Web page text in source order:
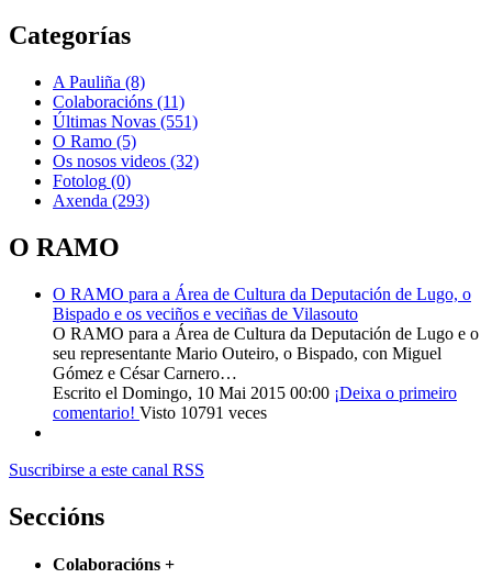
Categorías
A Pauliña (8)
Colaboracións (11)
Últimas Novas (551)
O Ramo (5)
Os nosos videos (32)
Fotolog (0)
Axenda (293)
O RAMO
O RAMO para a Área de Cultura da Deputación de Lugo, o
Bispado e os veciños e veciñas de Vilasouto
O RAMO para a Área de Cultura da Deputación de Lugo e o
seu representante Mario Outeiro, o Bispado, con Miguel
Gómez e César Carnero…
Escrito el Domingo, 10 Mai 2015 00:00 ¡Deixa o primeiro
comentario! Visto 10791 veces
Suscribirse a este canal RSS
Seccións
Colaboracións +